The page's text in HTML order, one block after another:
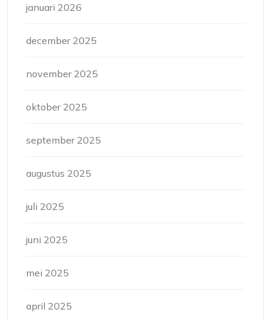
januari 2026
december 2025
november 2025
oktober 2025
september 2025
augustus 2025
juli 2025
juni 2025
mei 2025
april 2025